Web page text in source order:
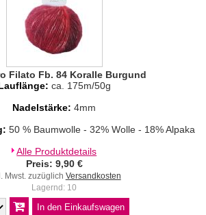
Filato Fb. 84 Koralle Burgund
ca. 175m/50g
Nadelstärke: 4mm
50 % Baumwolle - 32% Wolle - 18% Alpaka
Alle Produktdetails
Preis: 9,90 €
Mwst. zuzüglich Versandkosten
Lagernd: 10